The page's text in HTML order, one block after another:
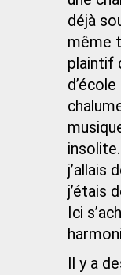
déjà
même
plaintif
j’allais
j’étais
Ici
Il y a